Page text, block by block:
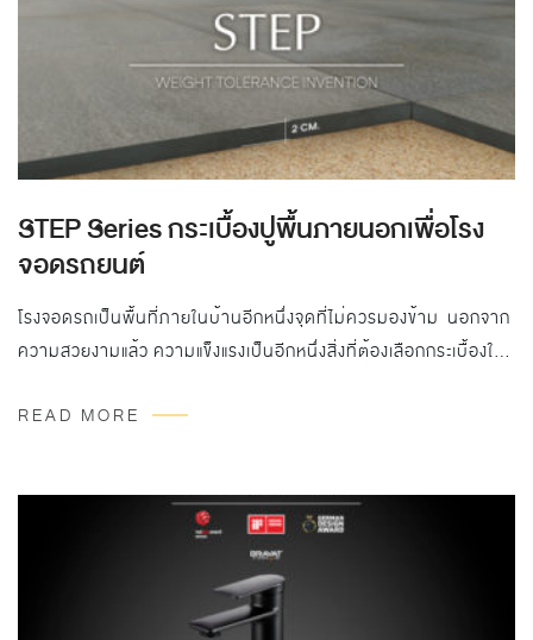
STEP Series กระเบื้องปูพื้นภายนอกเพื่อโรง
จอดรถยนต์
โรงจอดรถเป็นพื้นที่ภายในบ้านอีกหนึ่งจุดที่ไม่ควรมองข้าม นอกจาก
ความสวยงามแล้ว ความแข็งแรงเป็นอีกหนึ่งสิ่งที่ต้องเลือกกระเบื้องให้
READ MORE